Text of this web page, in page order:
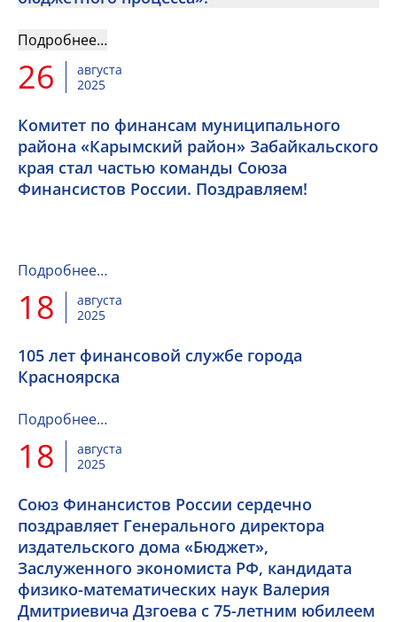
Подробнее…
26
августа
2025
Комитет по финансам муниципального
района «Карымский район» Забайкальского
края стал частью команды Союза
Финансистов России. Поздравляем!
Подробнее…
18
августа
2025
105 лет финансовой службе города
Красноярска
Подробнее…
18
августа
2025
Союз Финансистов России сердечно
поздравляет Генерального директора
издательского дома «Бюджет»,
Заслуженного экономиста РФ, кандидата
физико-математических наук Валерия
Дмитриевича Дзгоева с 75-летним юбилеем